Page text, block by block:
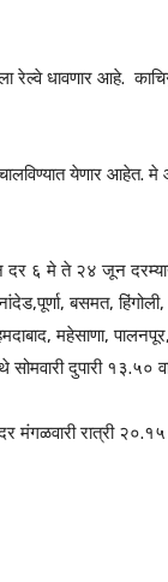
रेल्वे धावणार आहे.
येणार आहेत.
६ मे ते २४ जून
बसमत, हिंगोली,
महेसाणा,
दुपारी १३.५०
मंगळवारी रात्री